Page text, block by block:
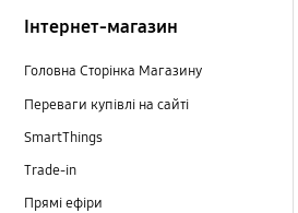
Інтернет-магазин
Головна Сторінка Магазину
Переваги купівлі на сайті
SmartThings
Trade-in
Прямі ефіри